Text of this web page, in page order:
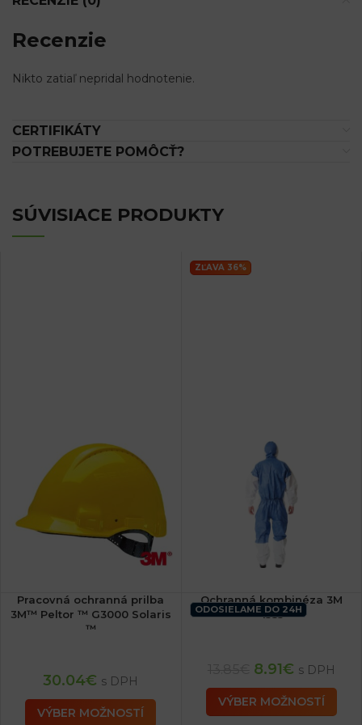
Recenzie
Nikto zatiaľ nepridal hodnotenie.
CERTIFIKÁTY
POTREBUJETE POMÔCŤ?
SÚVISIACE PRODUKTY
Pracovná ochranná prilba
3M™ Peltor ™ G3000 Solaris
™
30.04€ s DPH
VÝBER MOŽNOSTÍ
ZĽAVA 36%
Ochranná kombinéza 3M
4535
8.91€ s DPH
VÝBER MOŽNOSTÍ
ODOSIELAME DO 24H